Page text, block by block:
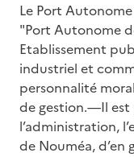
Le Port
"Port Autonome
Etablissement
industriel et
personnalité
de gestion.—Il est
l’administration,
de Nouméa, d’en